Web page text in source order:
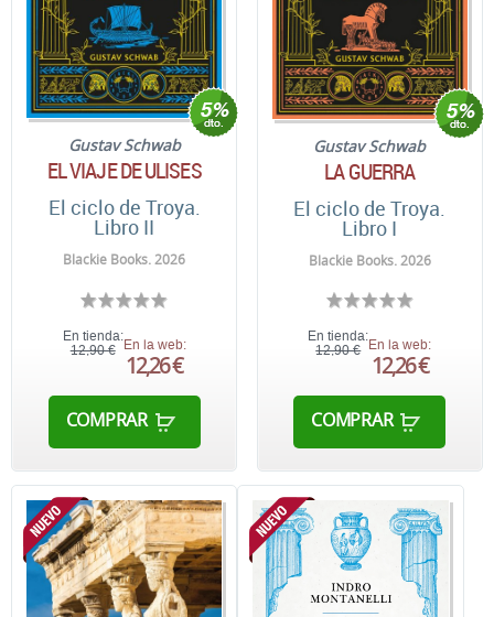
Gustav Schwab
EL VIAJE DE ULISES
El ciclo de Troya.
Libro II
Blackie Books. 2026
En tienda:
12,90 € En la web:
12,26 €
COMPRAR
Gustav Schwab
LA GUERRA
El ciclo de Troya.
Libro I
Blackie Books. 2026
En tienda:
12,90 €
En la web:
12,26 €
COMPRAR